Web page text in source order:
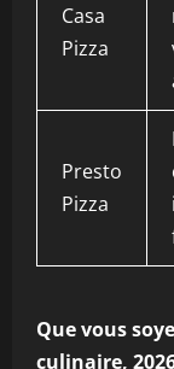
Casa
Pizza
Presto
Pizza
Que vous
culinaire,